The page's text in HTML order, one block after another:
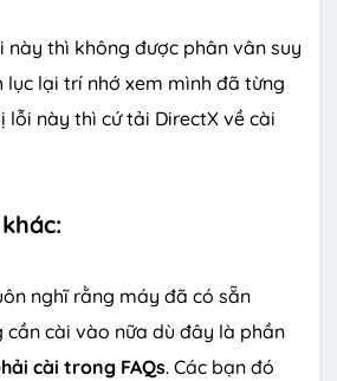
này thì không được phân vân suy
lục lại trí nhớ xem mình đã từng
lỗi này thì cứ tải DirectX về cài
nghĩ rằng máy đã có sẵn
cần cài vào nữa dù đây là phần
cài trong FAQs. Các bạn đó